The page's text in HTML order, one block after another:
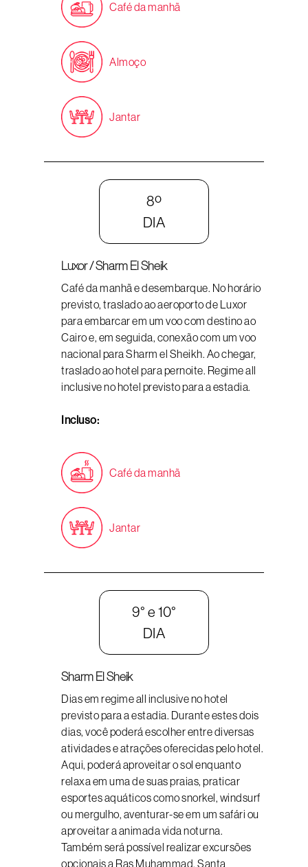
Café da manhã
Almoço
Jantar
8º
DIA
Luxor / Sharm El Sheik
Café da manhã e desembarque. No horário
previsto, traslado ao aeroporto de Luxor
para embarcar em um voo com destino ao
Cairo e, em seguida, conexão com um voo
nacional para Sharm el Sheikh. Ao chegar,
traslado ao hotel para pernoite. Regime all
inclusive no hotel previsto para a estadia.
Incluso:
Café da manhã
Jantar
9° e 10°
DIA
Sharm El Sheik
Dias em regime all inclusive no hotel
previsto para a estadia. Durante estes dois
dias, você poderá escolher entre diversas
atividades e atrações oferecidas pelo hotel.
Aqui, poderá aproveitar o sol enquanto
relaxa em uma de suas praias, praticar
esportes aquáticos como snorkel, windsurf
ou mergulho, aventurar-se em um safári ou
aproveitar a animada vida noturna.
Também será possível realizar excursões
opcionais a Ras Muhammad, Santa